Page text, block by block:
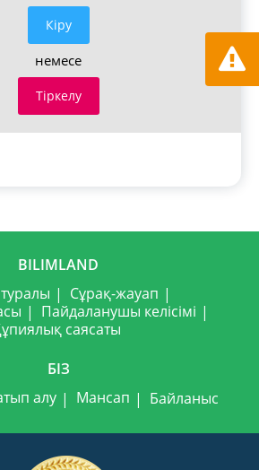
Кiру
немесе
Тіркелу
BILIMLAND
Сұрақ-жауап
Пайдаланушы келісімі
саясаты
БІЗ
алу Мансап Байланыс